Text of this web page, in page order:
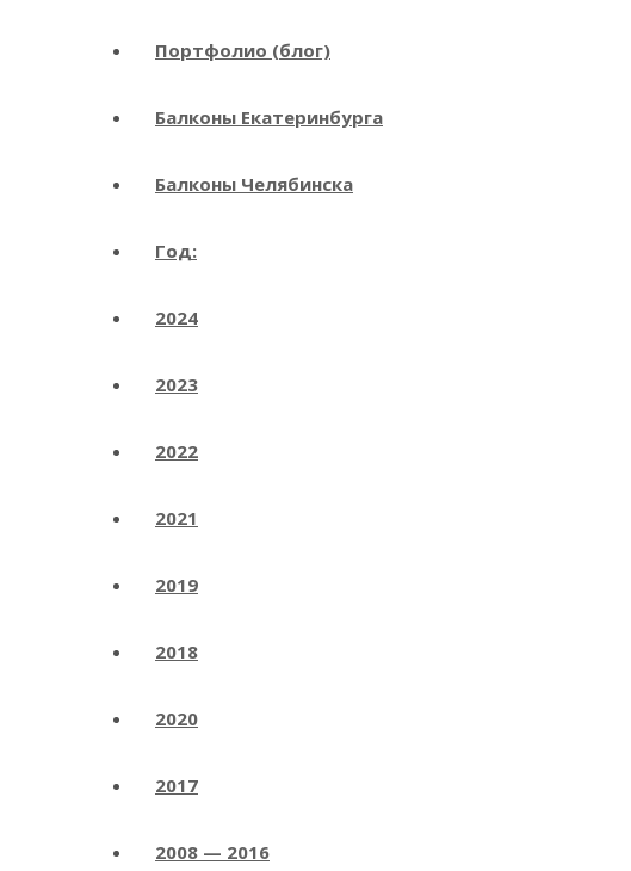
Портфолио (блог)
Балконы Екатеринбурга
Балконы Челябинска
Год:
2024
2023
2022
2021
2019
2018
2020
2017
2008 — 2016